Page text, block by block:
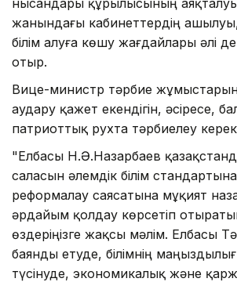
жанындағы кабинеттердің
білім алуға көшу жағдайлары әлі
отыр.
Вице-министр тәрбие
аудару қажет екендігін, әсіресе,
патриоттық рухта тәрбиелеу
"Елбасы Н.Ә.Назарбаев
саласын әлемдік білім
реформалау саясатына мұқият
әрдайым қолдау көрсетіп
өздеріңізге жақсы мәлім. Елбасы
баянды етуде, білімнің
түсінуде, экономикалық және